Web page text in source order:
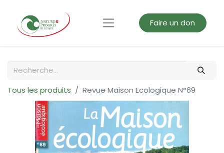
Faire un don
Tous les produits Revue Maison Ecologique N°69